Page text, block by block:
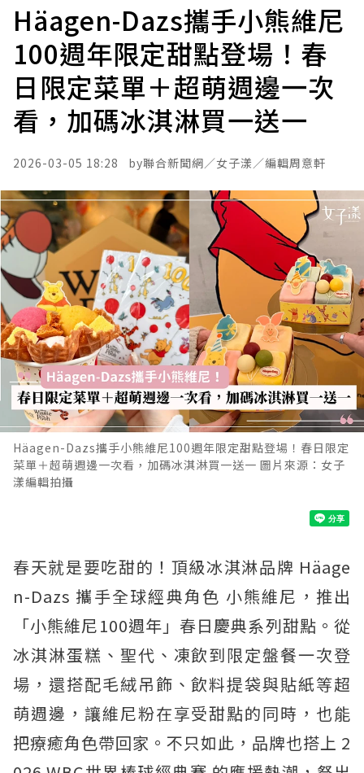
Häagen-Dazs攜手小熊維尼
100週年限定甜點登場！春
日限定菜單＋超萌週邊一次
看，加碼冰淇淋買一送一
2026-03-05 18:28 聯合新聞網／女子漾／編輯周意軒
Häagen-Dazs攜手小熊維尼100週年限定甜點登場！春日限定
菜單＋超萌週邊一次看，加碼冰淇淋買一送一 圖片來源：女子
漾編輯拍攝
春天就是要吃甜的！頂級冰淇淋品牌 Häage
n-Dazs 攜手全球經典角色 小熊維尼，推出
「小熊維尼100週年」春日慶典系列甜點。從
冰淇淋蛋糕、聖代、凍飲到限定盤餐一次登
場，還搭配毛絨吊飾、飲料提袋與貼紙等超
萌週邊，讓維尼粉在享受甜點的同時，也能
把療癒角色帶回家。不只如此，品牌也搭上 2